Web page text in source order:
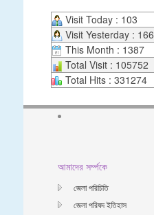
Visit Today : 103
Visit Yesterday : 166
This Month : 1387
Total Visit : 105752
Total Hits : 331274
আমাদের সর্ম্পকে
জেলা পরিচিতি
জেলা পরিষদ ইতিহাস